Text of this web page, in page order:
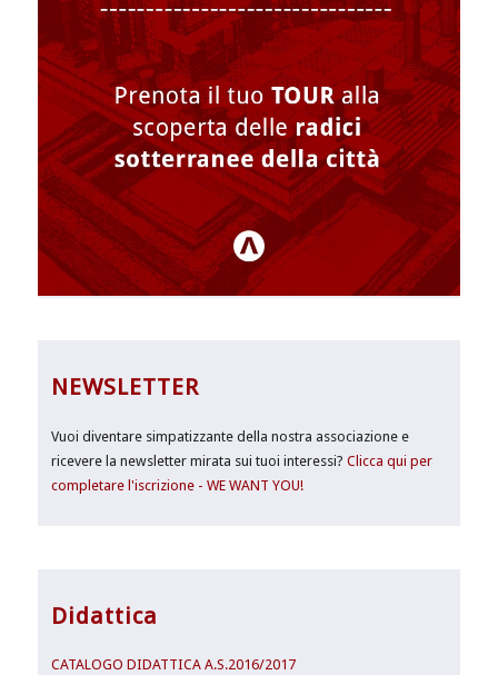
NEWSLETTER
Vuoi diventare simpatizzante della nostra associazione e
ricevere la newsletter mirata sui tuoi interessi?Clicca qui per
completare l'iscrizione - WE WANT YOU!
Didattica
CATALOGO DIDATTICA A.S.2016/2017